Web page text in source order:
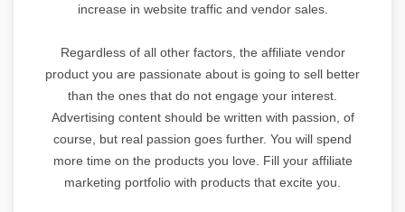
increase in website traffic and vendor sales.
Regardless of all other factors, the affiliate vendor
product you are passionate about is going to sell better
than the ones that do not engage your interest.
Advertising content should be written with passion, of
course, but real passion goes further. You will spend
more time on the products you love. Fill your affiliate
marketing portfolio with products that excite you.